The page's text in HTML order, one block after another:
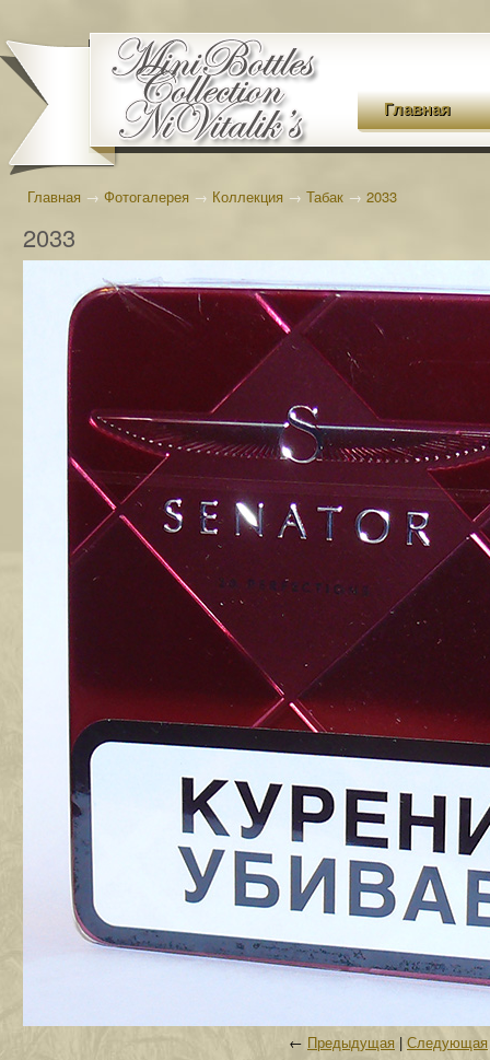
Главная
Главная → Фотогалерея → Коллекция → Табак → 2033
2033
← Предыдущая | Следующая